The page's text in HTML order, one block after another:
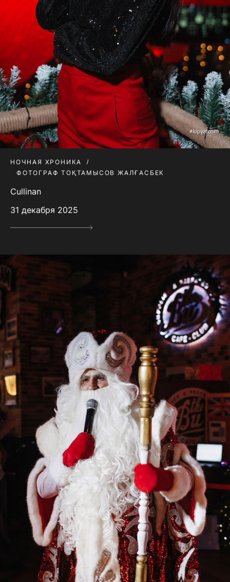
НОЧНАЯ ХРОНИКА
ФОТОГРАФ ТОҚТАМЫСОВ ЖАЛҒАСБЕК
Cullinan
31 декабря 2025